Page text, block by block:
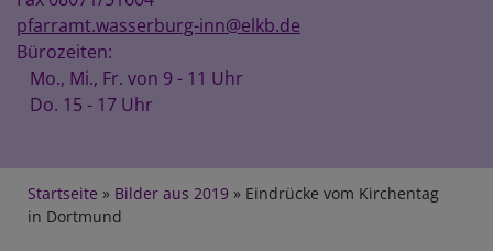
pfarramt.wasserburg-inn@elkb.de
Bürozeiten:
Mo., Mi., Fr. von 9 - 11 Uhr
Do. 15 - 17 Uhr
Breadcrumb
Startseite Bilder aus 2019
Eindrücke vom Kirchentag
in Dortmund